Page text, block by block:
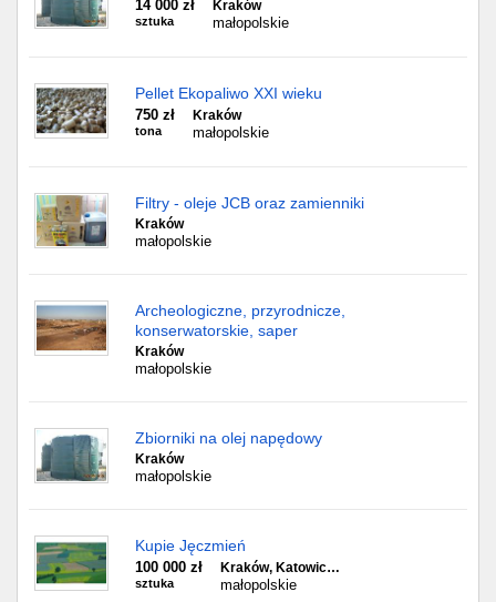
14 000 zł
sztuka
Kraków
małopolskie
Pellet Ekopaliwo XXI wieku
750 zł
tona
Kraków
małopolskie
Filtry - oleje JCB oraz zamienniki
Kraków
małopolskie
Archeologiczne, przyrodnicze,
konserwatorskie, saper
Kraków
małopolskie
Zbiorniki na olej napędowy
Kraków
małopolskie
Kupie Jęczmień
100 000 zł
sztuka
Kraków, Katowic…
małopolskie